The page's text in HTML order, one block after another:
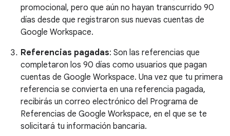
promocional, pero que aún no hayan transcurrido 90
días desde que registraron sus nuevas cuentas de
Google Workspace.
Referencias pagadas: Son las referencias que
completaron los 90 días como usuarios que pagan
cuentas de Google Workspace. Una vez que tu primera
referencia se convierta en una referencia pagada,
recibirás un correo electrónico del Programa de
Referencias de Google Workspace, en el que se te
solicitará tu información bancaria.